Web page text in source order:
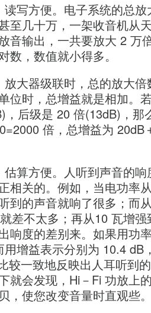
读写方便。电子系统的总
至几十万，一架收音机从
音输出，一共要放大 2 万
数，数值就小得多。
放大器级联时，总的放大
位时，总增益就是相加。
，后级是 20 倍(13dB)，那
倍，总增益为 20dB
估算方便。人听到声音的
相关的。例如，当电功率
到的声音就响了很多；而
差不太多；再从10 瓦增
响度的差别来。如果用功
增益表示分别为 10.4 dB
较一致地反映出人耳听到
就会发现，Hi－Fi 功放上
，使您改变音量时直观些